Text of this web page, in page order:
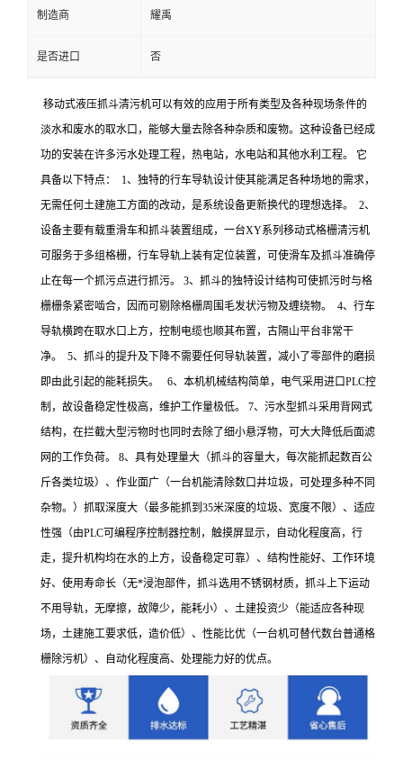
制造商 耀禹
是否进口 否
移动式液压抓斗清污机可以有效的应用于所有类型及各种现场条件的
淡水和废水的取水口，能够大量去除各种杂质和废物。这种设备已经成
功的安装在许多污水处理工程，热电站，水电站和其他水利工程。 它
具备以下特点： 1、独特的行车导轨设计使其能满足各种场地的需求，
无需任何土建施工方面的改动，是系统设备更新换代的理想选择。 2、
设备主要有载重滑车和抓斗装置组成，一台XY系列移动式格栅清污机
可服务于多组格栅，行车导轨上装有定位装置，可使滑车及抓斗准确停
止在每一个抓污点进行抓污。 3、抓斗的独特设计结构可使抓污时与格
栅栅条紧密啮合，因而可剔除格栅周围毛发状污物及缠绕物。 4、行车
导轨横跨在取水口上方，控制电缆也顺其布置，古隔山平台非常干
净。 5、抓斗的提升及下降不需要任何导轨装置，减小了零部件的磨损
即由此引起的能耗损失。 6、本机机械结构简单，电气采用进口PLC控
制，故设备稳定性极高，维护工作量极低。 7、污水型抓斗采用背网式
结构，在拦截大型污物时也同时去除了细小悬浮物，可大大降低后面滤
网的工作负荷。 8、具有处理量大（抓斗的容量大，每次能抓起数百公
斤各类垃圾）、作业面广（一台机能清除数口井垃圾，可处理多种不同
杂物。）抓取深度大（最多能抓到35米深度的垃圾、宽度不限）、适应
性强（由PLC可编程序控制器控制，触摸屏显示，自动化程度高，行
走，提升机构均在水的上方，设备稳定可靠）、结构性能好、工作环境
好、使用寿命长（无*浸泡部件，抓斗选用不锈钢材质，抓斗上下运动
不用导轨，无摩擦，故障少，能耗小）、土建投资少（能适应各种现
场，土建施工要求低，造价低）、性能比优（一台机可替代数台普通格
栅除污机）、自动化程度高、处理能力好的优点。